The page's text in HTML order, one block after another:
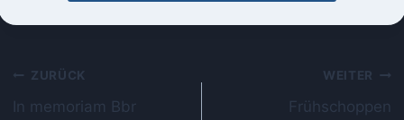
ZURÜCK
In memoriam Bbr
WEITER
Frühschoppen